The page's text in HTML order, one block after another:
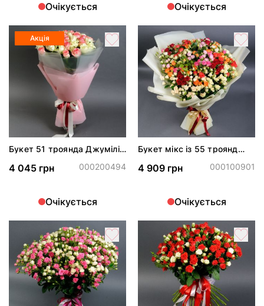
Очікується Очікується
Акція
Букет 51 троянда Джумілія
4 045 грн 000200494
Очікується
Букет мікс із 55 троянд
4 909 грн 000100901
Очікується